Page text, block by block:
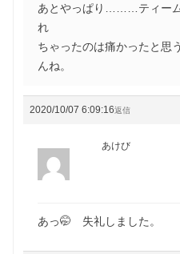
あとやっぱり………ティー
れ
ちゃったのは痛かったと思
んね。
2020/10/07 6:09:16返信
あけび
あっ🤭 失礼しました。